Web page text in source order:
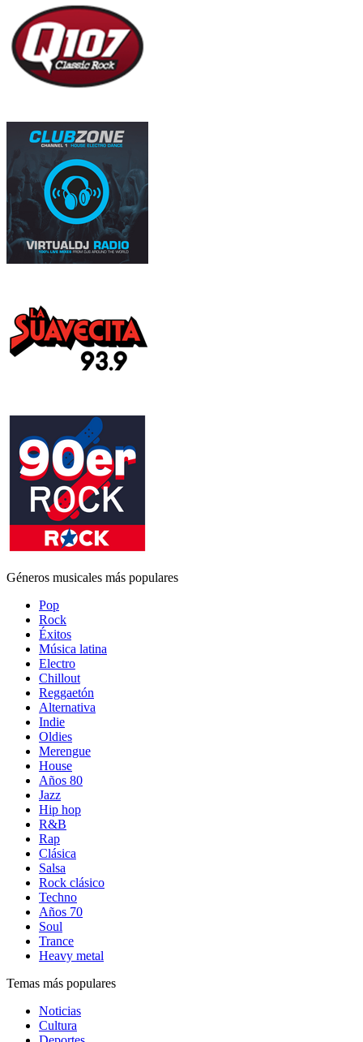
Géneros musicales más populares
Pop
Rock
Éxitos
Música latina
Electro
Chillout
Reggaetón
Alternativa
Indie
Oldies
Merengue
House
Años 80
Jazz
Hip hop
R&B
Rap
Clásica
Salsa
Rock clásico
Techno
Años 70
Soul
Trance
Heavy metal
Temas más populares
Noticias
Cultura